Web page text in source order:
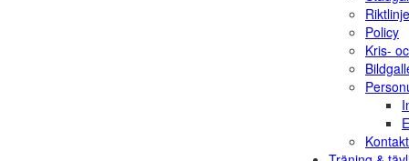
Policy
Kris-
Kontakt